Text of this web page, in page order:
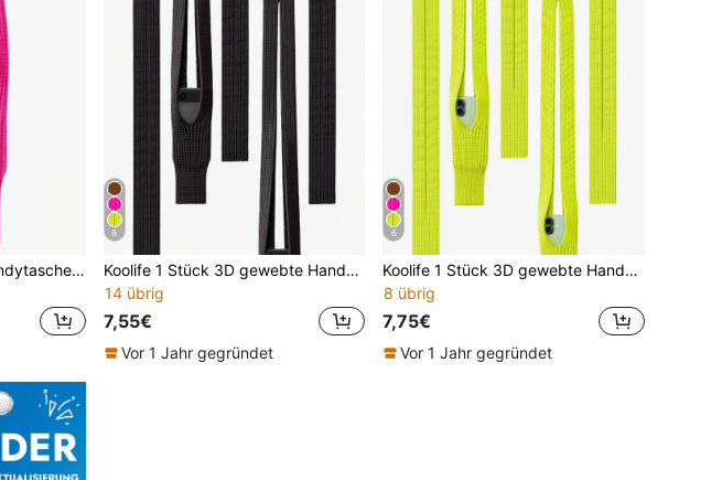
1 Stück 3D gewebte Handytasche aus rosafarbenem Wintermaterial von Koolife, kompatibel mit iPhone 17 Pro Max, unisex, faltbar mit Textur, Länge 80cm, multifunktionale Umhängetasche, elastische Aufbewahrung für Schlüssel, Karten, atmungsaktives Mesh-Sichtfenster, Anti-Verlust, passend für alle Modelle, Frühlingsgeschenk Geburtstagsparty
6
Koolife 1 Stück 3D gewebte Handytasche geeignet für iPhone 17 Pro Max, unisex faltbar mit Textur, Länge 80cm multifunktionale Umhängetasche, elastische Aufbewahrung, Schlüssel, Karten, atmungsaktives Mesh-Sichtfenster, Anti-Verlust, passend für alle Modelle
14 übrig
7,55€
Vor 1 Jahr gegründet
6
Koolife 1 Stück 3D gewebte Handytasche, geeignet für iPhone 17 Pro Max, unisex faltbar mit Textur, Länge 80cm multifunktionale Umhängetasche, elastische Aufbewahrung für AirPods, Schlüssel, Karten, atmungsaktives Mesh-Sichtfenster, Anti-Verlust, passend für alle Modelle
8 übrig
7,75€
Vor 1 Jahr gegründet